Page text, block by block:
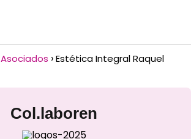
Asociados
Estética Integral Raquel
Col.laboren